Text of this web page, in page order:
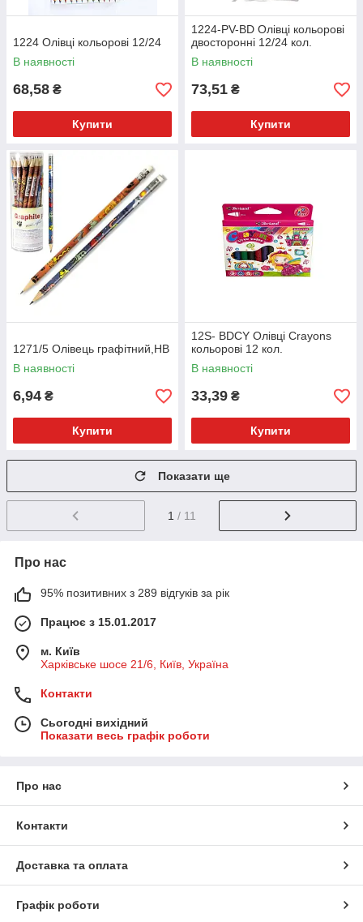
1224 Олівці кольорові 12/24
В наявності
68,58 ₴
Купити
1224-PV-BD Олівці кольорові
двосторонні 12/24 кол.
В наявності
73,51 ₴
Купити
1271/5 Олівець графітний,НВ
В наявності
6,94 ₴
Купити
12S- BDCY Олівці Crayons
кольорові 12 кол.
В наявності
33,39 ₴
Купити
Показати ще
1 / 11
Про нас
95% позитивних з 289 відгуків за рік
Працює з 15.01.2017
м. Київ
Харківське шосе 21/6, Київ, Україна
Контакти
Сьогодні вихідний
Показати весь графік роботи
Про нас
Контакти
Доставка та оплата
Графік роботи